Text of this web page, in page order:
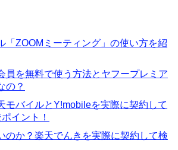
「ZOOMミーティング」の使い方を紹
員を無料で使う方法とヤフープレミア
の？
モバイルとY!mobileを実際に契約して
イント！
のか？楽天でんきを実際に契約して検